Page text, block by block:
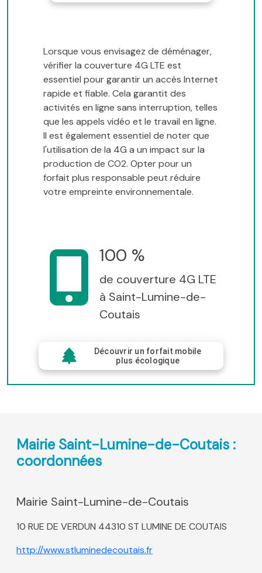
Lorsque vous envisagez de déménager,
vérifier la couverture 4G LTE est
essentiel pour garantir un accès Internet
rapide et fiable. Cela garantit des
activités en ligne sans interruption, telles
que les appels vidéo et le travail en ligne.
Il est également essentiel de noter que
l'utilisation de la 4G a un impact sur la
production de CO2. Opter pour un
forfait plus responsable peut réduire
votre empreinte environnementale.
100 %
de couverture 4G LTE
à Saint-Lumine-de-
Coutais
Découvrir un forfait mobile
plus écologique
Mairie Saint-Lumine-de-Coutais :
coordonnées
Mairie Saint-Lumine-de-Coutais
10 RUE DE VERDUN 44310 ST LUMINE DE COUTAIS
http://www.stluminedecoutais.fr